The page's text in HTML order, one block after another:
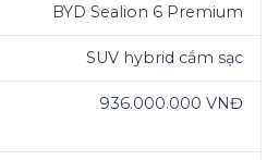
BYD Sealion 6 Premium
SUV hybrid cắm sạc
936.000.000 VNĐ